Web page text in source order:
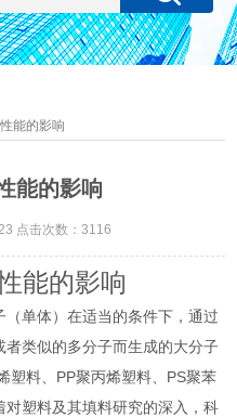
能的影响
能的影响
点击次数：3116
能的影响
（单体）在适当的条件下 ，通过
者类似的多分子而生成的大分子
塑料、PP聚丙烯塑料、PS聚苯
对塑料及其填料研究的深入，科